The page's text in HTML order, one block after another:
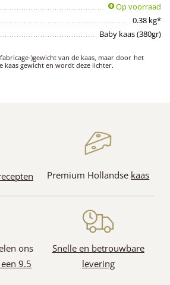
Op voorraad
0.38 kg*
Baby kaas (380gr)
)gewicht van de kaas, maar door het
kaas gewicht en wordt deze lichter.
Premium Hollandse kaas
ons
9.5
Snelle en betrouwbare
levering